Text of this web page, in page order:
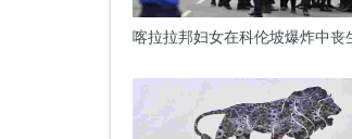
喀拉拉邦妇女在科伦坡爆炸中丧